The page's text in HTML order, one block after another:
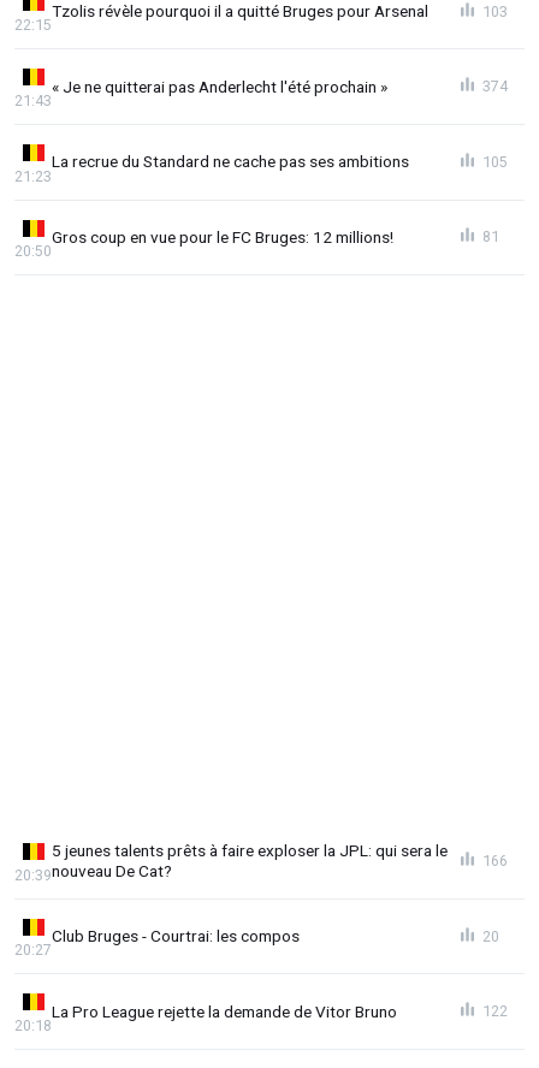
Tzolis révèle pourquoi il a quitté Bruges pour Arsenal
22:15
103
« Je ne quitterai pas Anderlecht l'été prochain »
21:43
374
La recrue du Standard ne cache pas ses ambitions
21:23
105
Gros coup en vue pour le FC Bruges: 12 millions!
20:50
81
5 jeunes talents prêts à faire exploser la JPL: qui sera le
nouveau De Cat?
20:39
166
Club Bruges - Courtrai: les compos
20:27
20
La Pro League rejette la demande de Vitor Bruno
20:18
122